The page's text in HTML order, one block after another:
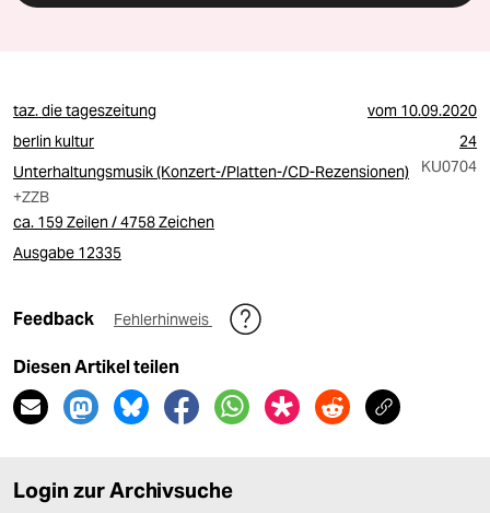
taz. die tageszeitung vom 10.09.2020
berlin kultur
24
Unterhaltungsmusik (Konzert-/Platten-/CD-Rezensionen)
KU0704
+ZZB
ca. 159 Zeilen / 4758 Zeichen
Ausgabe 12335
Feedback Fehlerhinweis
Diesen Artikel teilen
Login zur Archivsuche